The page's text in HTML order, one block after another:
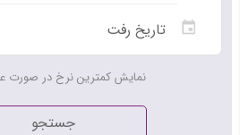
نمایش کمترین نرخ در صورت
جستجو